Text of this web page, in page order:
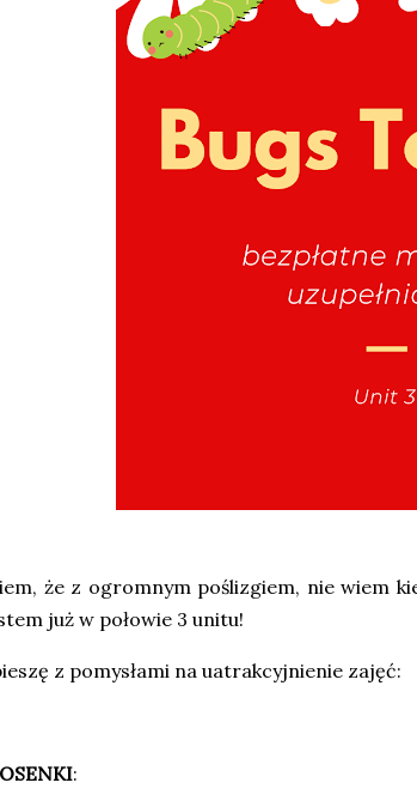
że z ogromnym poślizgiem, nie wiem
już w połowie 3 unitu!
z pomysłami na uatrakcyjnienie zajęć:
: